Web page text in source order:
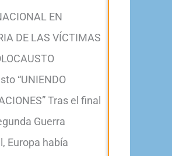
EN
DE LAS VÍCTIMAS
“UNIENDO
Tras el final
Guerra
Europa había